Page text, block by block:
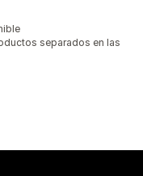
separados en las